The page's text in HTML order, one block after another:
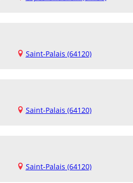
Saint-Palais (64120)
Saint-Palais (64120)
Saint-Palais (64120)